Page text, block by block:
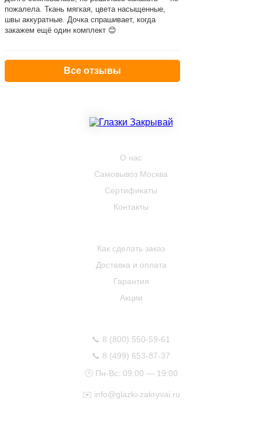
пожалела. Ткань мягкая, цвета насыщенные,
швы аккуратные. Дочка спрашивает, когда
закажем ещё один комплект 😊
Все отзывы
О нас
Самовывоз Москва
Сертификаты
Контакты
Как сделать заказ
Доставка и оплата
Гарантия
Акции
📞 8 (800) 550-59-61
📞 8 (499) 653-87-37
🕒 Пн-Вс: 09:00 — 19:00
✉️ info@glazki-zakryvai.ru